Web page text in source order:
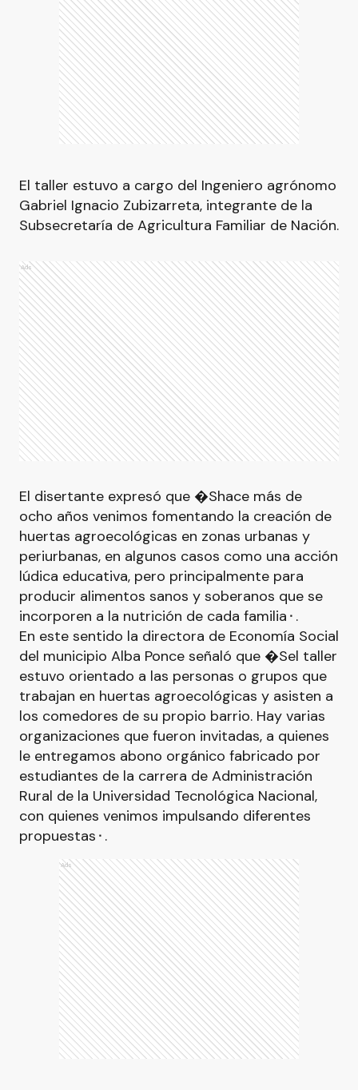
El taller estuvo a cargo del Ingeniero agrónomo
Gabriel Ignacio Zubizarreta, integrante de la
Subsecretaría de Agricultura Familiar de Nación.
Ads
El disertante expresó que �Shace más de
ocho años venimos fomentando la creación de
huertas agroecológicas en zonas urbanas y
periurbanas, en algunos casos como una acción
lúdica educativa, pero principalmente para
producir alimentos sanos y soberanos que se
incorporen a la nutrición de cada familia⬝.
En este sentido la directora de Economía Social
del municipio Alba Ponce señaló que �Sel taller
estuvo orientado a las personas o grupos que
trabajan en huertas agroecológicas y asisten a
los comedores de su propio barrio. Hay varias
organizaciones que fueron invitadas, a quienes
le entregamos abono orgánico fabricado por
estudiantes de la carrera de Administración
Rural de la Universidad Tecnológica Nacional,
con quienes venimos impulsando diferentes
propuestas⬝.
Ads